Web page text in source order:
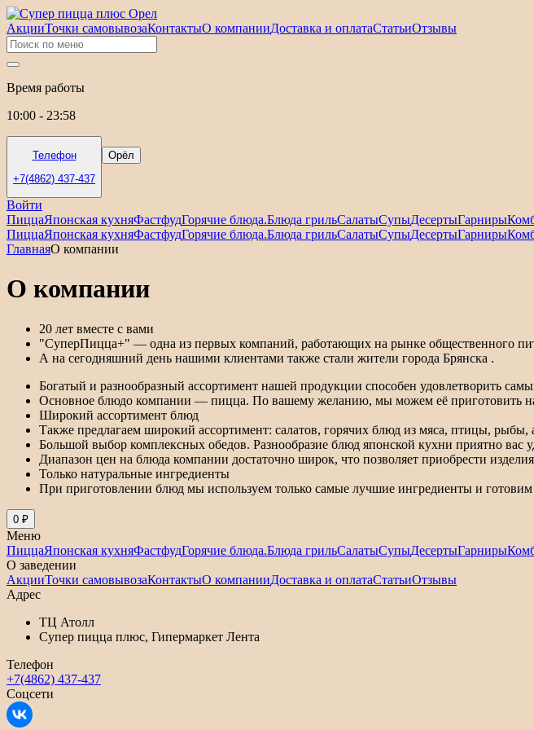
АкцииТочки самовывозаКонтактыО компанииДоставка и оплатаСтатьиОтзывы
Время работы
10:00 - 23:58
Телефон
+7(4862) 437-437
Орёл
Войти
ПиццаЯпонская кухняФастфудГорячие блюда.Блюда грильСалатыСупыДесертыГарниры
ПиццаЯпонская кухняФастфудГорячие блюда.Блюда грильСалатыСупыДесертыГарниры
ГлавнаяО компании
О компании
20 лет вместе с вами
"СуперПицца+" — одна из первых компаний, работающих на рынке общественного
А на сегодняшний день нашими клиентами также стали жители города Брянска .
Богатый и разнообразный ассортимент нашей продукции способен удовлетворить
Основное блюдо компании — пицца. По вашему желанию, мы можем её приготовить на
Широкий ассортимент блюд
Также предлагаем широкий ассортимент: салатов, горячих блюд из мяса, птицы,
Большой выбор комплексных обедов. Разнообразие блюд японской кухни приятно
Диапазон цен на блюда компании достаточно широк, что позволяет приобрести
Только натуральные ингредиенты
При приготовлении блюд мы используем только самые лучшие ингредиенты и готовим
0 ₽
Меню
ПиццаЯпонская кухняФастфудГорячие блюда.Блюда грильСалатыСупыДесертыГарниры
О заведении
АкцииТочки самовывозаКонтактыО компанииДоставка и оплатаСтатьиОтзывы
Адрес
ТЦ Атолл
Супер пицца плюс, Гипермаркет Лента
Телефон
+7(4862) 437-437
Соцсети